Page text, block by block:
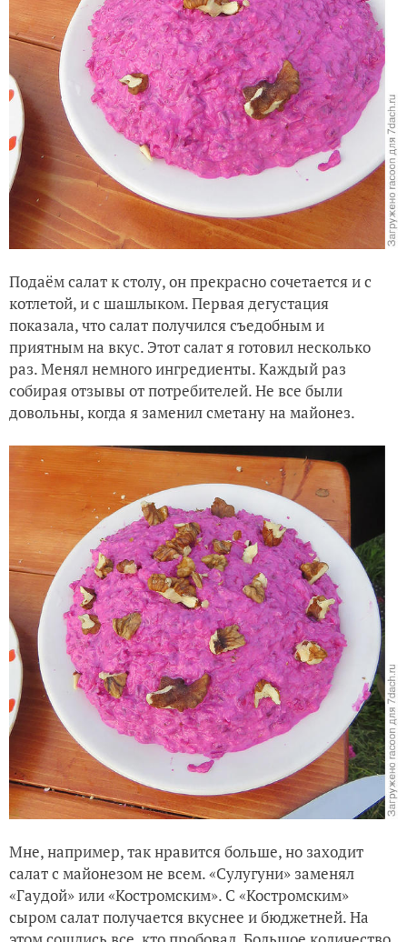
Подаём салат к столу, он прекрасно сочетается и с
котлетой, и с шашлыком. Первая дегустация
показала, что салат получился съедобным и
приятным на вкус. Этот салат я готовил несколько
раз. Менял немного ингредиенты. Каждый раз
собирая отзывы от потребителей. Не все были
довольны, когда я заменил сметану на майонез.
Мне, например, так нравится больше, но заходит
салат с майонезом не всем. «Сулугуни» заменял
«Гаудой» или «Костромским». C «Костромским»
сыром салат получается вкуснее и бюджетней. На